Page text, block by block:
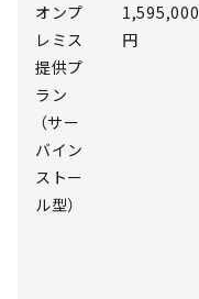
オンプ
レミス
提供プ
ラン
（サー
バイン
ストー
ル型）
1,595,000
円